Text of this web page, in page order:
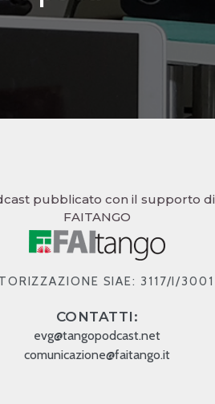
pubblicato con il supporto di
FAITANGO
SIAE: 3117/I/3001
CONTATTI:
evg@tangopodcast.net
comunicazione@faitango.it